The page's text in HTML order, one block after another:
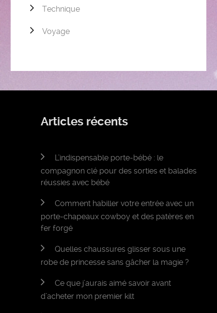
Technique
Voyage
Articles récents
L’indispensable porte-bébé : le
compagnon clé pour des sorties et balades
réussies avec bébé
Comment habiller votre entrée avec un
porte-chapeaux cowboy et des patères en
fer forgé
Quelles chaussures glisser sous une
robe de princesse sans gâcher la magie ?
Ce que j’aurais aimé savoir avant
d’acheter mon premier kilt